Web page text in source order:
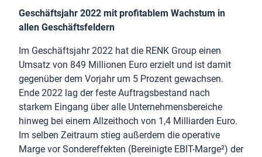
Geschäftsjahr 2022 mit profitablem Wachstum in
allen Geschäftsfeldern
Im Geschäftsjahr 2022 hat die RENK Group einen
Umsatz von 849 Millionen Euro erzielt und ist damit
gegenüber dem Vorjahr um 5 Prozent gewachsen.
Ende 2022 lag der feste Auftragsbestand nach
starkem Eingang über alle Unternehmensbereiche
hinweg bei einem Allzeithoch von 1,4 Milliarden Euro.
Im selben Zeitraum stieg außerdem die operative
Marge vor Sondereffekten (Bereinigte EBIT-Marge²) der